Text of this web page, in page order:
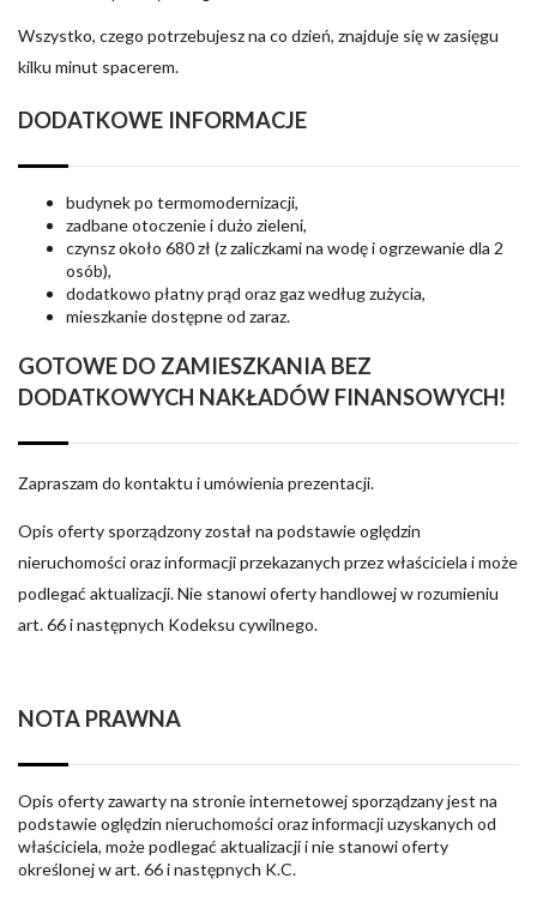
Wszystko, czego potrzebujesz na co dzień, znajduje się w zasięgu
kilku minut spacerem.
DODATKOWE INFORMACJE
budynek po termomodernizacji,
zadbane otoczenie i dużo zieleni,
czynsz około 680 zł (z zaliczkami na wodę i ogrzewanie dla 2
osób),
dodatkowo płatny prąd oraz gaz według zużycia,
mieszkanie dostępne od zaraz.
GOTOWE DO ZAMIESZKANIA BEZ
DODATKOWYCH NAKŁADÓW FINANSOWYCH!
Zapraszam do kontaktu i umówienia prezentacji.
Opis oferty sporządzony został na podstawie oględzin
nieruchomości oraz informacji przekazanych przez właściciela i może
podlegać aktualizacji. Nie stanowi oferty handlowej w rozumieniu
art. 66 i następnych Kodeksu cywilnego.
NOTA PRAWNA
Opis oferty zawarty na stronie internetowej sporządzany jest na
podstawie oględzin nieruchomości oraz informacji uzyskanych od
właściciela, może podlegać aktualizacji i nie stanowi oferty
określonej w art. 66 i następnych K.C.